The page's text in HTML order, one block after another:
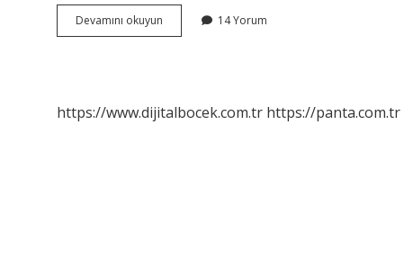
Devamını okuyun
Namaz
14 Yorum
https://www.dijitalbocek.com.tr https://panta.com.tr